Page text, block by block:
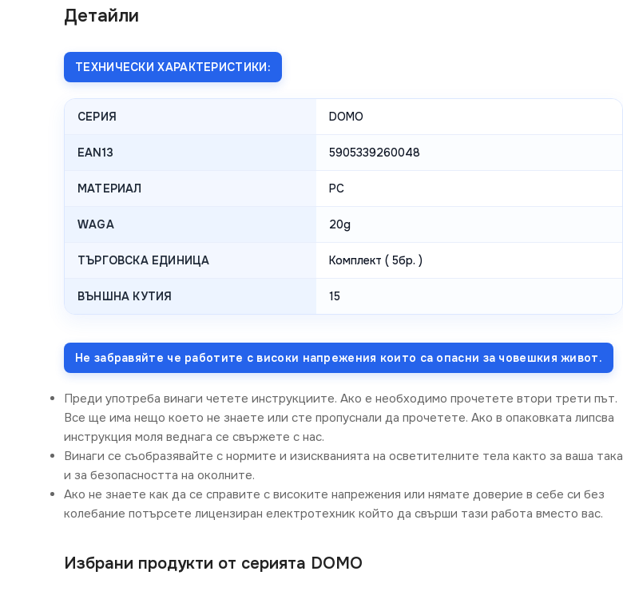
Детайли
ТЕХНИЧЕСКИ ХАРАКТЕРИСТИКИ:
СЕРИЯ DOMO
EAN13 5905339260048
МАТЕРИАЛ PC
WAGA 20g
ТЪРГОВСКА ЕДИНИЦА Комплект ( 5бр. )
ВЪНШНА КУТИЯ 15
Не забравяйте че работите с високи напрежения които са опасни за човешкия живот.
Преди употреба винаги четете инструкциите. Ако е необходимо прочетете втори трети път.
Все ще има нещо което не знаете или сте пропуснали да прочетете. Ако в опаковката липсва
инструкция моля веднага се свържете с нас.
Винаги се съобразявайте с нормите и изискванията на осветителните тела както за ваша така
и за безопасността на околните.
Ако не знаете как да се справите с високите напрежения или нямате доверие в себе си без
колебание потърсете лицензиран електротехник който да свърши тази работа вместо вас.
Избрани продукти от серията DOMO